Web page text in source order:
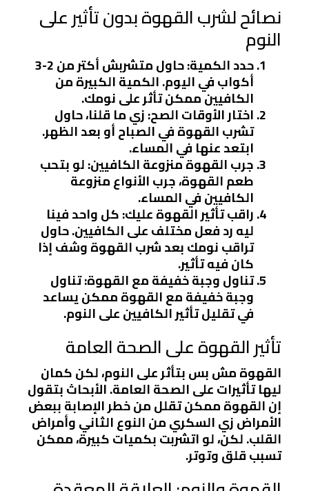
نصائح لشرب القهوة بدون تأثير على
النوم
حدد الكمية : حاول متشربش أكتر من 2-3
أكواب في اليوم. الكمية الكبيرة من
الكافيين ممكن تأثر على نومك.
اختار الأوقات الصح: زي ما قلنا، حاول
تشرب القهوة في الصباح أو بعد الظهر.
ابتعد عنها في المساء.
جرب القهوة منزوعة الكافيين: لو بتحب
طعم القهوة، جرب الأنواع منزوعة
الكافيين في المساء.
راقب تأثير القهوة عليك: كل واحد فينا
ليه رد فعل مختلف على الكافيين. حاول
تراقب نومك بعد شرب القهوة وشف إذا
كان فيه تأثير.
تناول وجبة خفيفة مع القهوة: تناول
وجبة خفيفة مع القهوة ممكن يساعد
في تقليل تأثير الكافيين على النوم.
تأثير القهوة على الصحة العامة
القهوة مش بس بتأثر على النوم، لكن كمان
ليها تأثيرات على الصحة العامة. الأبحاث بتقول
إن القهوة ممكن تقلل من خطر الإصابة ببعض
الأمراض زي السكري من النوع الثاني وأمراض
القلب. لكن، لو اتشربت بكميات كبيرة، ممكن
تسبب قلق وتوتر.